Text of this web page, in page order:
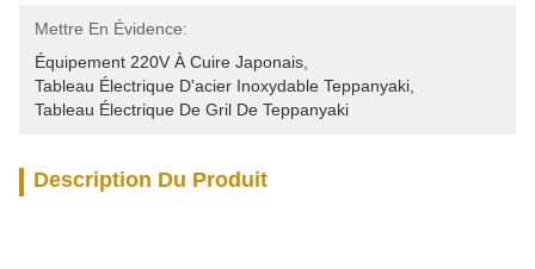
Mettre En Évidence:
Équipement 220V À Cuire Japonais
Tableau Électrique D'acier Inoxydable Teppanyaki
Tableau Électrique De Gril De Teppanyaki
Description Du Produit